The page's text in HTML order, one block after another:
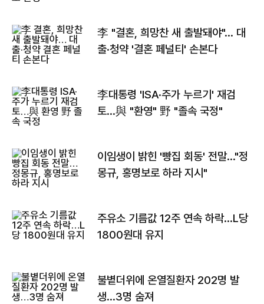
李 "결혼, 희망찬 새 출발돼야"… 대
출·청약 '결혼 페널티' 손본다
李대통령 'ISA·주가 누르기' 재검
토…與 "환영" 野 "졸속 국정"
이임생이 밝힌 '빵집 회동' 전말…"정
몽규, 홍명보로 하라 지시"
주유소 기름값 12주 연속 하락…L당
1800원대 유지
불볕더위에 온열질환자 202명 발
생…3명 숨져